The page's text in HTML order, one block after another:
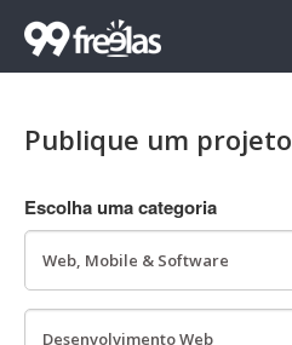
Publique um projeto
Escolha uma categoria